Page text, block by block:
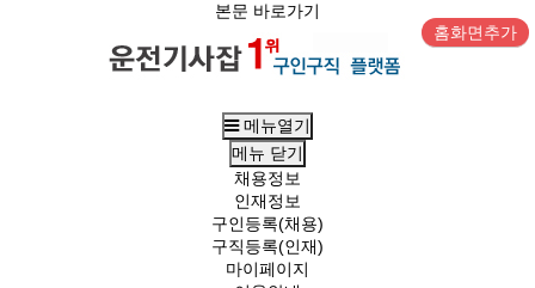
본문 바로가기
홈화면추가
메뉴열기
메뉴 닫기
채용정보
인재정보
구인등록(채용)
구직등록(인재)
마이페이지